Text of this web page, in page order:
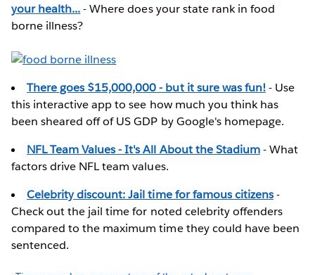
your health...- Where does your state rank in food
borne illness?
There goes $15,000,000 - but it sure was fun! - Use
this interactive app to see how much you think has
been sheared off of US GDP by Google's homepage.
NFL Team Values - It's All About the Stadium- What
factors drive NFL team values.
Celebrity discount: Jail time for famous citizens-
Check out the jail time for noted celebrity offenders
compared to the maximum time they could have been
sentenced.